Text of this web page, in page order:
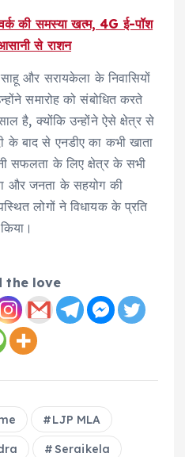
की समस्या खत्म, 4G ई-पॉश
से राशन
और सरायकेला के निवासियों
समारोह को संबोधित करते
है, क्योंकि उन्होंने ऐसे क्षेत्र से
के बाद से एनडीए का कभी खाता
सफलता के लिए क्षेत्र के सभी
और जनता के सहयोग की
लोगों ने विधायक के प्रति
the love
LJP MLA
Seraikela